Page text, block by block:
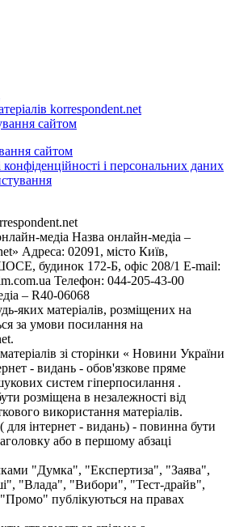
korrespondent.net
сайтом
сайтом
і персональних даних
медіа Назва онлайн-медіа –
Адреса: 02091, місто Київ,
будинок 172-Б, офіс 208/1 E-mail:
Телефон: 044-205-43-00
– R40-06068
яких матеріалів, розміщених на
за умови посилання на
зі сторінки « Новини України
- видань - обов'язкове пряме
систем гіперпосилання .
розміщена в незалежності від
використання матеріалів.
для інтернет - видань) - повинна бути
або в першому абзаці
"Думка", "Експертиза", "Заява",
"Влада", "Вибори", "Тест-драйв",
публікуються на правах